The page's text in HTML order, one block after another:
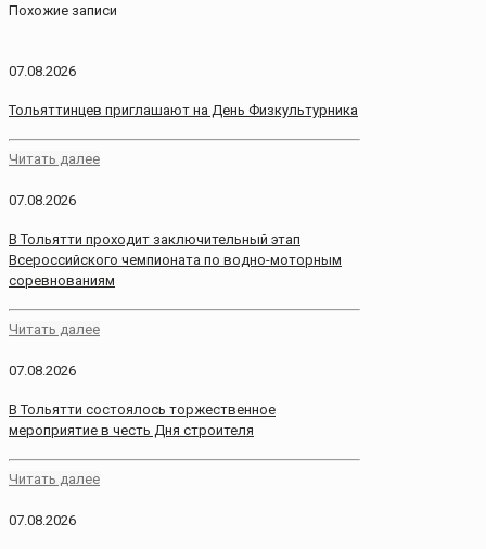
Похожие записи
07.08.2026
Тольяттинцев приглашают на День Физкультурника
Читать далее
07.08.2026
В Тольятти проходит заключительный этап
Всероссийского чемпионата по водно-моторным
соревнованиям
Читать далее
07.08.2026
В Тольятти состоялось торжественное
мероприятие в честь Дня строителя
Читать далее
07.08.2026